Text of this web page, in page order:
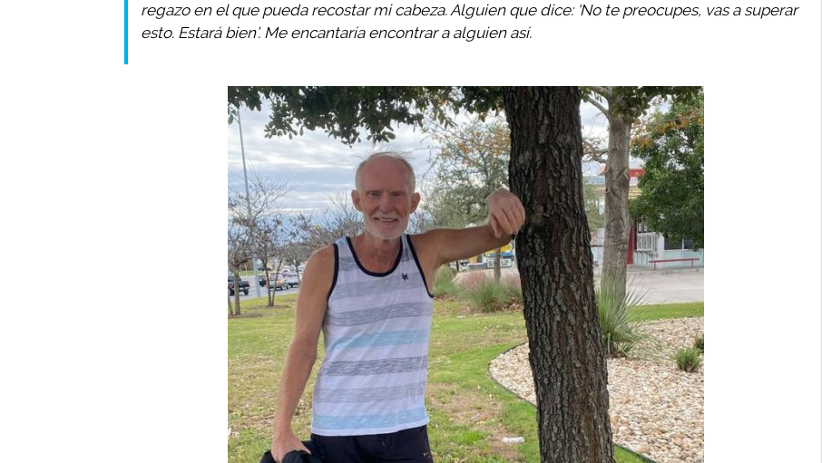
regazo en el que pueda recostar mi cabeza. Alguien que dice: ‘No te preocupes, vas a superar
esto. Estará bien’. Me encantaría encontrar a alguien así.